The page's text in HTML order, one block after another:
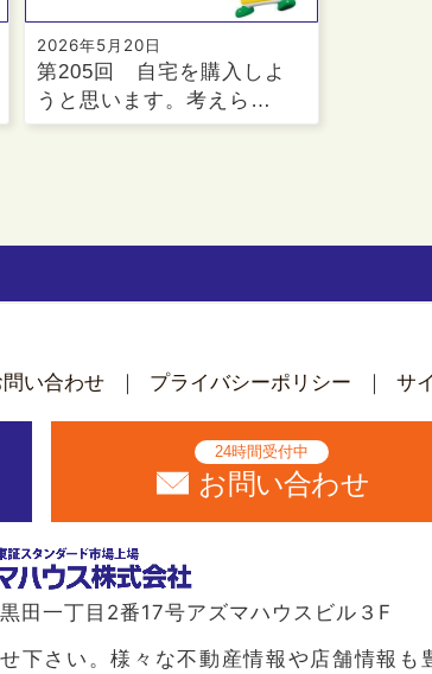
2026年5月20日
第205回 自宅を購入しよ
うと思います。考えら…
問い合わせ プライバシーポリシー サ
24時間受付中
お問い合わせ
田一丁目2番17号アズマハウスビル３F
下さい。様々な不動産情報や店舗情報も